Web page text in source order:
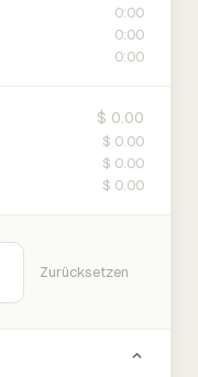
0:00
0:00
0:00
$ 0.00
$ 0.00
$ 0.00
$ 0.00
Zurücksetzen